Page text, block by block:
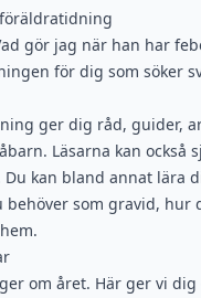
gör jag när han har
för dig som söker
ger dig råd, guider,
Läsarna kan också
Du kan bland annat lära
som gravid, hur
om året. Här ger vi